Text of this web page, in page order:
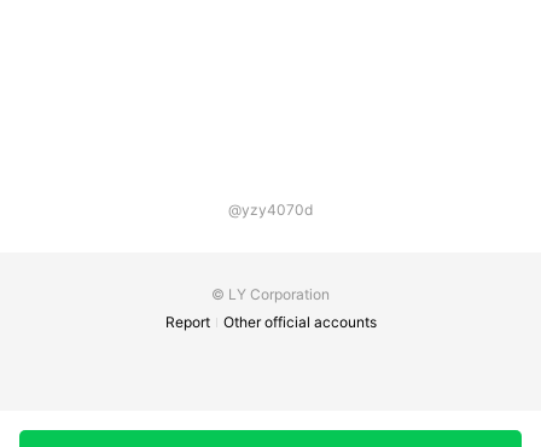
@yzy4070d
© LY Corporation
Report
Other official accounts